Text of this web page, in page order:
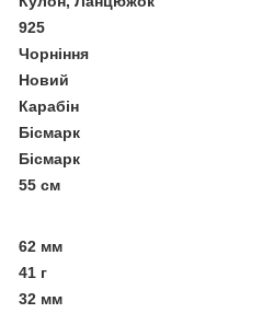
925
Чорніння
Новий
Карабін
Бісмарк
Бісмарк
55 см
62 мм
41 г
32 мм